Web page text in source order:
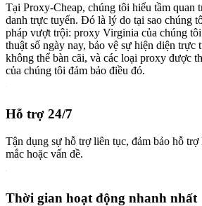
Tại Proxy-Cheap, chúng tôi hiểu tầm quan
danh trực tuyến. Đó là lý do tại sao chúng
pháp vượt trội: proxy Virginia của chúng
thuật số ngày nay, bảo vệ sự hiện diện trực
không thể bàn cãi, và các loại proxy được
của chúng tôi đảm bảo điều đó.
Hỗ trợ 24/7
Tận dụng sự hỗ trợ liên tục, đảm bảo hỗ
mắc hoặc vấn đề.
Thời gian hoạt động nhanh nhất